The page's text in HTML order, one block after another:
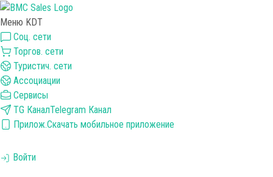
Меню KDT
Соц. сети
Торгов. сети
Туристич. сети
Ассоциации
Сервисы
TG КаналTelegram Канал
Прилож.Скачать мобильное приложение
Войти